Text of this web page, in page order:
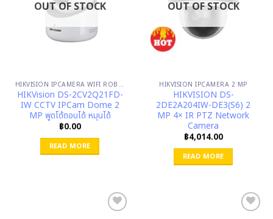
OUT OF STOCK
HIKVISION IPCAMERA WIFI ROBOT
HIKVision DS-2CV2Q21FD-
IW CCTV IPCam Dome 2
MP พูดโต้ตอบได้ หมุนได้
฿0.00
READ MORE
OUT OF STOCK
HIKVISION IPCAMERA 2 MP
HIKVISION DS-
2DE2A204IW-DE3(S6) 2
MP 4× IR PTZ Network
Camera
฿4,014.00
READ MORE